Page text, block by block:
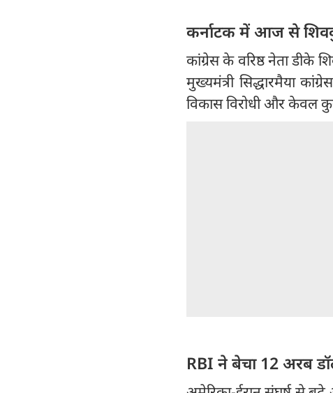
कर्नाटक में आज से
कांग्रेस के वरिष्ठ नेता
मुख्यमंत्री सिद्धारमैया
विकास विरोधी और केवल
RBI ने बेचा 12 अरब